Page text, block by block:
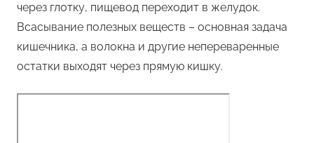
через глотку, пищевод переходит в желудок.
Всасывание полезных веществ – основная задача
кишечника, а волокна и другие непереваренные
остатки выходят через прямую кишку.